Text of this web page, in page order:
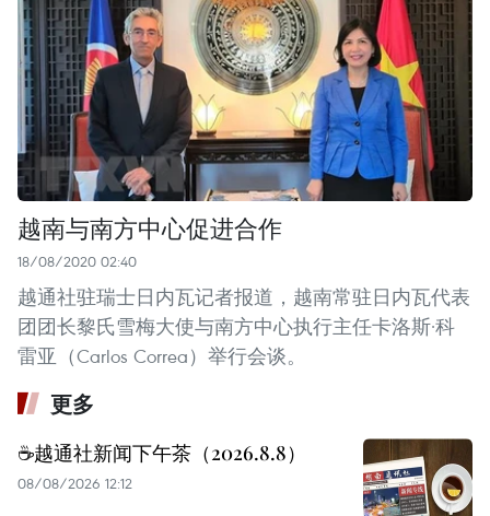
越南与南方中心促进合作
18/08/2020 02:40
越通社驻瑞士日内瓦记者报道，越南常驻日内瓦代表
团团长黎氏雪梅大使与南方中心执行主任卡洛斯·科
雷亚（Carlos Correa）举行会谈。
更多
☕️越通社新闻下午茶（2026.8.8）
08/08/2026 12:12